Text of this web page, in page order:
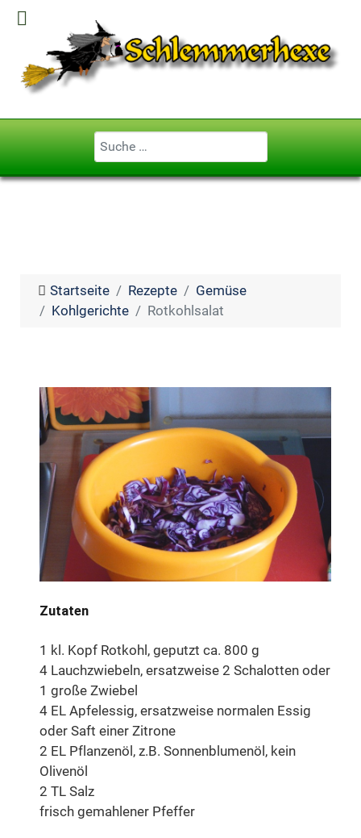
Geben Sie ...
Startseite Rezepte
Gemüse
Kohlgerichte
Rotkohlsalat
Zutaten
1 kl. Kopf Rotkohl, geputzt ca. 800 g
4 Lauchzwiebeln, ersatzweise 2 Schalotten oder
1 große Zwiebel
4 EL Apfelessig, ersatzweise normalen Essig
oder Saft einer Zitrone
2 EL Pflanzenöl, z.B. Sonnenblumenöl, kein
Olivenöl
2 TL Salz
frisch gemahlener Pfeffer